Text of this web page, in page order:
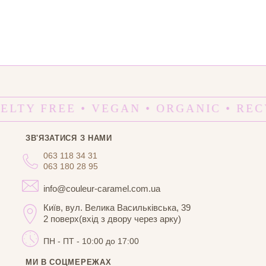
FREE • VEGAN • ORGANIC •
ЗВ'ЯЗАТИСЯ З НАМИ
063 118 34 31
063 180 28 95
info@couleur-caramel.com.ua
Київ, вул. Велика Васильківська, 39
2 поверх(вхід з двору через арку)
ПН - ПТ - 10:00 до 17:00
МИ В СОЦМЕРЕЖАХ